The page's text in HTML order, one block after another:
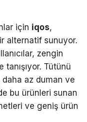
için iqos,
alternatif sunuyor.
zengin
Tütünü
daha az duman ve
bu ürünleri sunan
ve geniş ürün